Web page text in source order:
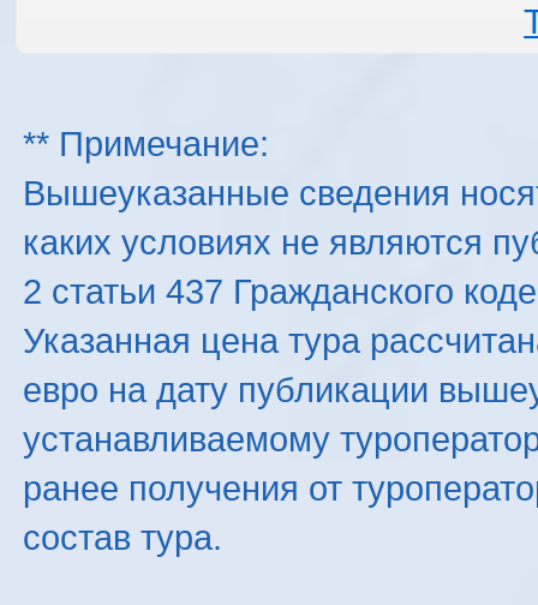
** Примечание:
Вышеуказанные сведения
каких условиях не являются
2 статьи 437 Гражданского
Указанная цена тура
евро на дату публикации
устанавливаемому
ранее получения от
состав тура.